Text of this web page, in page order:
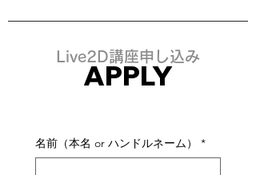
Live2D講座申し込み
APPLY
名前（本名 or ハンドルネーム） *